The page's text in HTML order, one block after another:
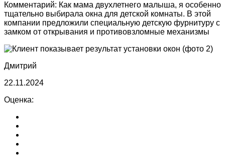
Комментарий: Как мама двухлетнего малыша, я особенно
тщательно выбирала окна для детской комнаты. В этой
компании предложили специальную детскую фурнитуру с
замком от открывания и противовзломные механизмы
Дмитрий
22.11.2024
Оценка: